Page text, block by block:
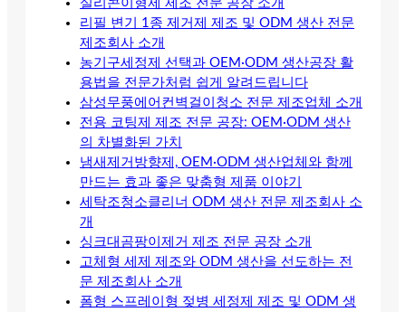
실리콘이형제 제조 전문 공장 소개
리필 변기 1종 제거제 제조 및 ODM 생산 전문
제조회사 소개
농기구세정제 선택과 OEM·ODM 생산공장 활
용법을 전문가처럼 쉽게 알려드립니다
삼성무풍에어컨벽걸이청소 전문 제조업체 소개
전용 코팅제 제조 전문 공장: OEM·ODM 생산
의 차별화된 가치
냄새제거방향제, OEM·ODM 생산업체와 함께
만드는 효과 좋은 맞춤형 제품 이야기
세탁조청소클리너 ODM 생산 전문 제조회사 소
개
싱크대곰팡이제거 제조 전문 공장 소개
고체형 세제 제조와 ODM 생산을 선도하는 전
문 제조회사 소개
폼형 스프레이형 젖병 세정제 제조 및 ODM 생